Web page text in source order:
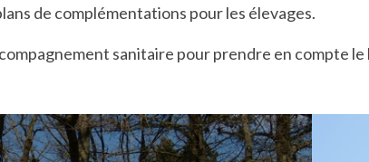
de complémentations pour les élevages.
sanitaire pour prendre en compte